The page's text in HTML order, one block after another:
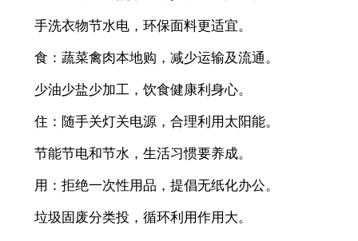
手洗衣物节水电，环保面料更适宜。
食：蔬菜禽肉本地购，减少运输及流通。
少油少盐少加工，饮食健康利身心。
住：随手关灯关电源，合理利用太阳能。
节能节电和节水，生活习惯要养成。
用：拒绝一次性用品，提倡无纸化办公。
垃圾固废分类投，循环利用作用大。